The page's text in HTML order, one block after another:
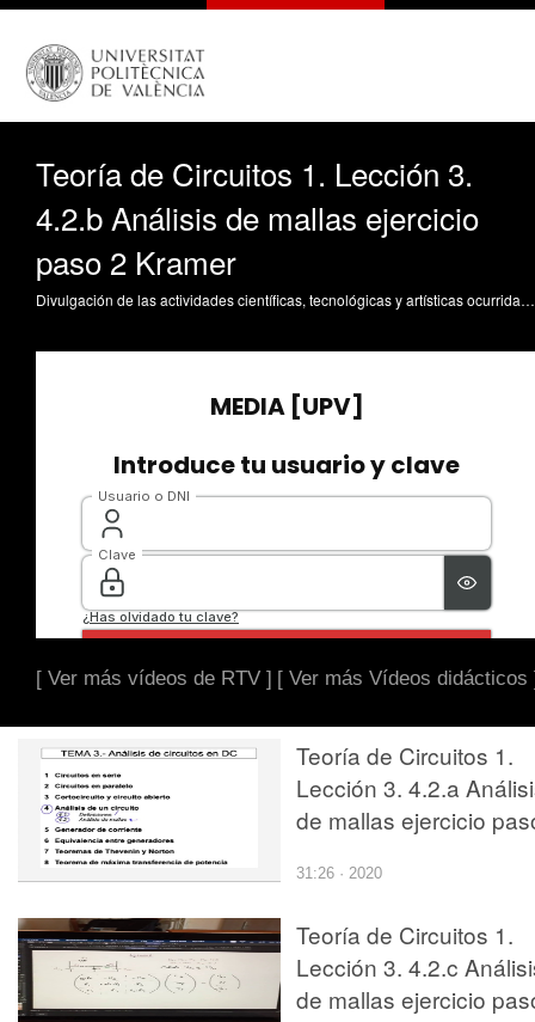
Teoría de Circuitos 1. Lección 3.
4.2.b Análisis de mallas ejercicio
paso 2 Kramer
Divulgación de las actividades científicas, tecnológicas y artísticas ocurridas en los tres campus de la UPV
[ Ver más vídeos de RTV ] [ Ver más Vídeos didácticos
Teoría de Circuitos 1.
Lección 3. 4.2.a
de mallas ejercicio
31:26 · 2020
Teoría de Circuitos 1.
Lección 3. 4.2.c
de mallas ejercicio